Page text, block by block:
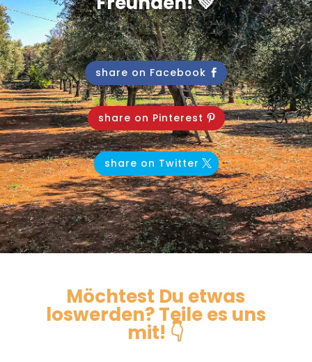
share on Facebook
share on Pinterest
share on Twitter
Möchtest Du etwas
loswerden? Teile es uns
mit! 👇